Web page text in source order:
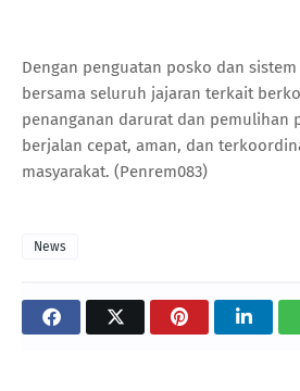
Dengan penguatan posko dan
bersama seluruh jajaran terkait
penanganan darurat dan pemulihan
berjalan cepat, aman, dan
masyarakat. (Penrem083)
News